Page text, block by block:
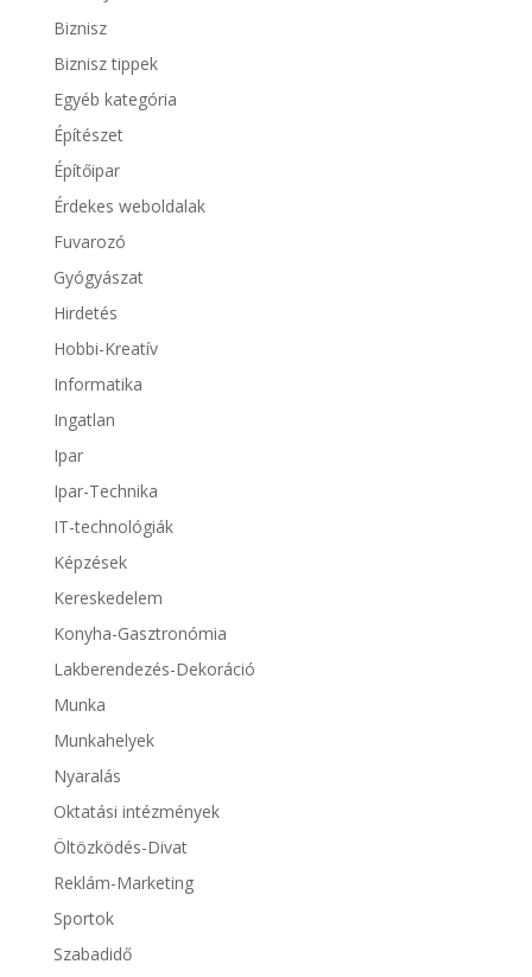
Biznisz
Biznisz tippek
Egyéb kategória
Építészet
Építőipar
Érdekes weboldalak
Fuvarozó
Gyógyászat
Hirdetés
Hobbi-Kreatív
Informatika
Ingatlan
Ipar
Ipar-Technika
IT-technológiák
Képzések
Kereskedelem
Konyha-Gasztronómia
Lakberendezés-Dekoráció
Munka
Munkahelyek
Nyaralás
Oktatási intézmények
Öltözködés-Divat
Reklám-Marketing
Sportok
Szabadidő